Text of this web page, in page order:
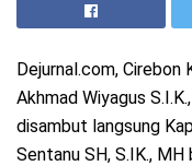
Dejurnal.com, Cirebon
Akhmad Wiyagus
disambut langsung
Sentanu SH, S.IK.,